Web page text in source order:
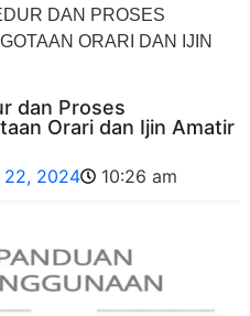
DAN PROSES
ORARI DAN IJIN
dan Proses
Orari dan Ijin Amatir
22, 2024 10:26 am